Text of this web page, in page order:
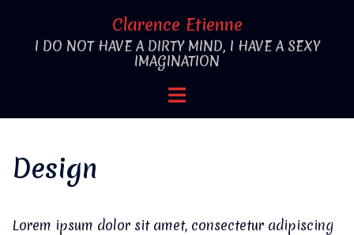
contenu
Clarence Etienne
I DO NOT HAVE A DIRTY MIND, I HAVE A SEXY
IMAGINATION
Ouvrir/fermer
Design
Lorem ipsum dolor sit amet, consectetur adipiscing